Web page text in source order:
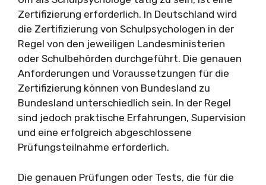
Zertifizierung erforderlich. In Deutschland wird
die Zertifizierung von Schulpsychologen in der
Regel von den jeweiligen Landesministerien
oder Schulbehörden durchgeführt. Die genauen
Anforderungen und Voraussetzungen für die
Zertifizierung können von Bundesland zu
Bundesland unterschiedlich sein. In der Regel
sind jedoch praktische Erfahrungen, Supervision
und eine erfolgreich abgeschlossene
Prüfungsteilnahme erforderlich.
Die genauen Prüfungen oder Tests, die für die